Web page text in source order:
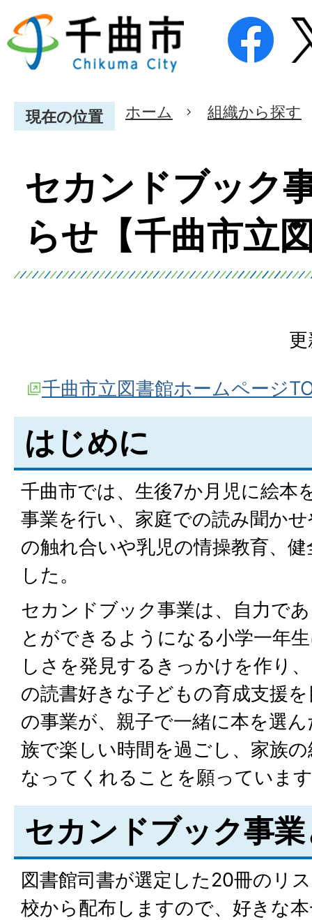
現在の位置 ホーム 組織から探す
セカンドブック
らせ【千曲市立
千曲市立図書館ホームページ
はじめに
千曲市では、生後7か月児に絵本
事業を行い、家庭での読み聞か
の触れ合いや乳児の情操教育、
した。
セカンドブック事業は、自力で
とができるようになる小学一年
しさを発見するきっかけを作り
の読書好きな子どもの育成支援
の事業が、親子で一緒に本を選
族で楽しい時間を過ごし、家族
なってくれることを願っていま
セカンドブック事
図書館司書が選定した20冊のリ
校から配布しますので、好きな